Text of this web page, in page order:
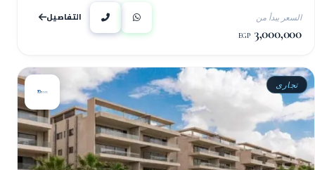
السعر يبدأ من
3,000,000
EGP
التفاصيل
تجارى